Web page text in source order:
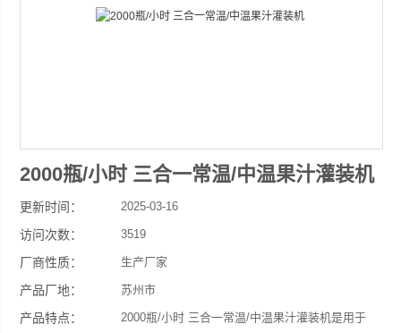
2000瓶/小时 三合一常温/中温果汁灌装机
更新时间： 2025-03-16
访问次数： 3519
厂商性质： 生产厂家
产品厂地： 苏州市
产品特点：
2000瓶/小时 三合一常温/中温果汁灌装机是用于